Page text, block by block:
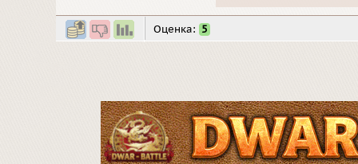
Оценка: 5